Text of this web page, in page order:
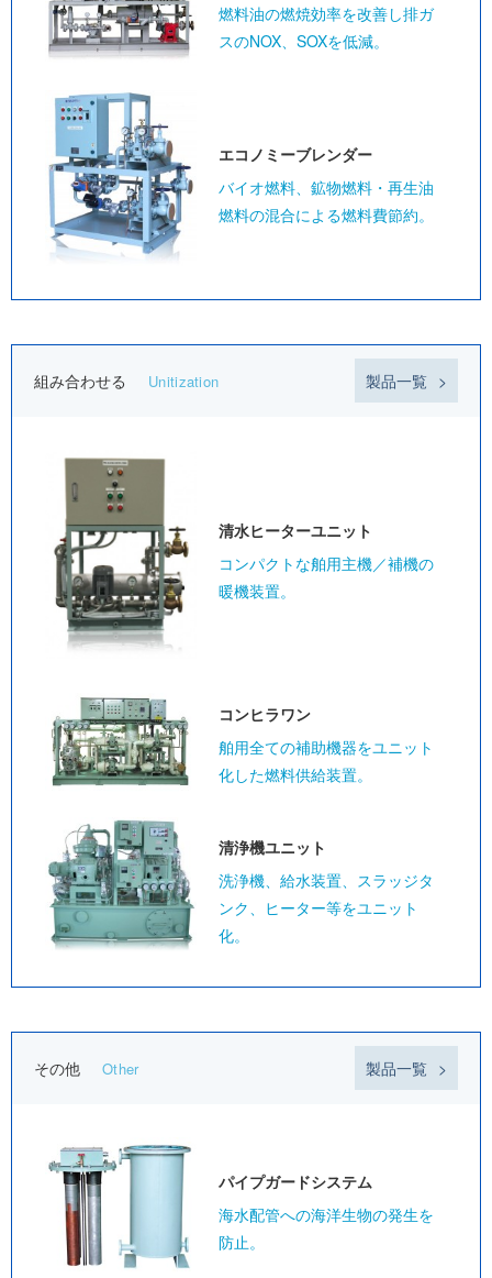
燃料油の燃焼効率を改善し排ガ
スのNOX、SOXを低減。
エコノミーブレンダー
バイオ燃料、鉱物燃料・再生油
燃料の混合による燃料費節約。
組み合わせる Unitization 製品一覧
清水ヒーターユニット
コンパクトな舶用主機／補機の
暖機装置。
コンヒラワン
舶用全ての補助機器をユニット
化した燃料供給装置。
清浄機ユニット
洗浄機、給水装置、スラッジタ
ンク、ヒーター等をユニット
化。
その他 Other 製品一覧
パイプガードシステム
海水配管への海洋生物の発生を
防止。